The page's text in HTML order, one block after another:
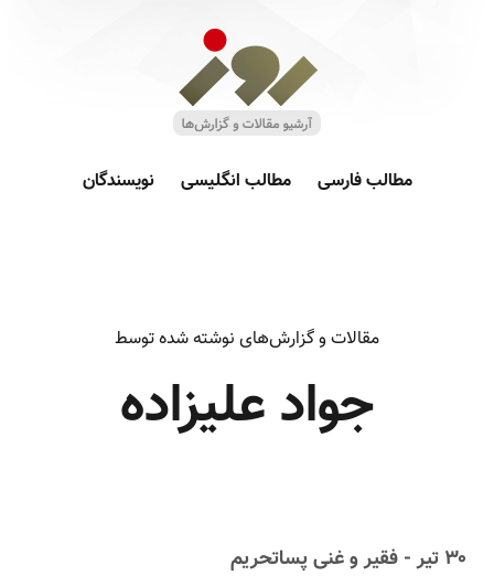
مطالب فارسی مطالب انگلیسی نویسندگان
مقالات و گزارش‌های نوشته شده توسط
جواد علیزاده
۳۰ تیر - فقیر و غنی پساتحریم